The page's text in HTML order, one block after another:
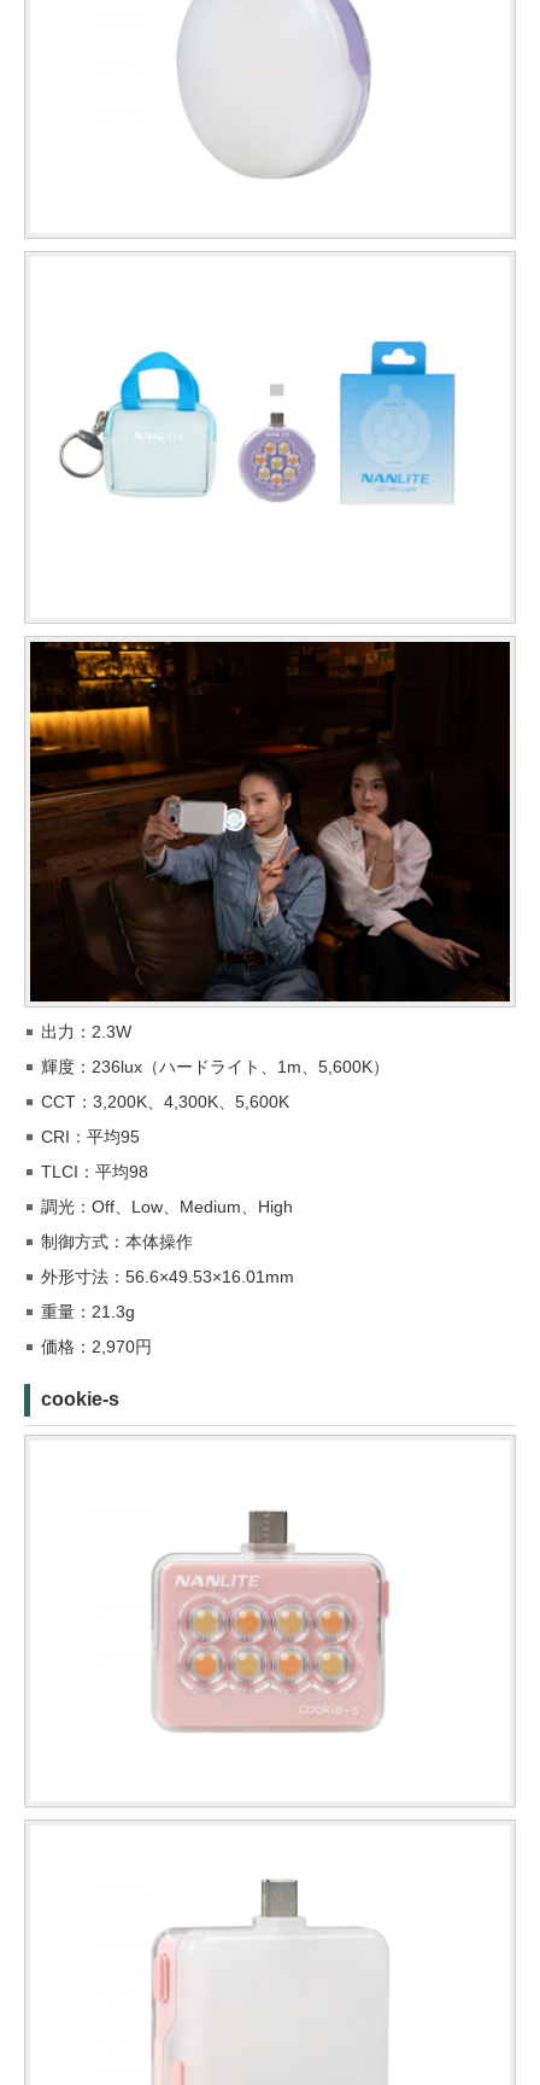
出力：2.3W
輝度：236lux（ハードライト、1m、5,600K）
CCT：3,200K、4,300K、5,600K
CRI：平均95
TLCI：平均98
調光：Off、Low、Medium、High
制御方式：本体操作
外形寸法：56.6×49.53×16.01mm
重量：21.3g
価格：2,970円
cookie-s